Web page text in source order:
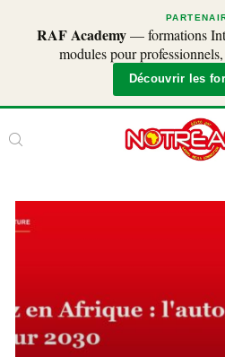
RAF Academy— formations
modules pour
Découvrir les